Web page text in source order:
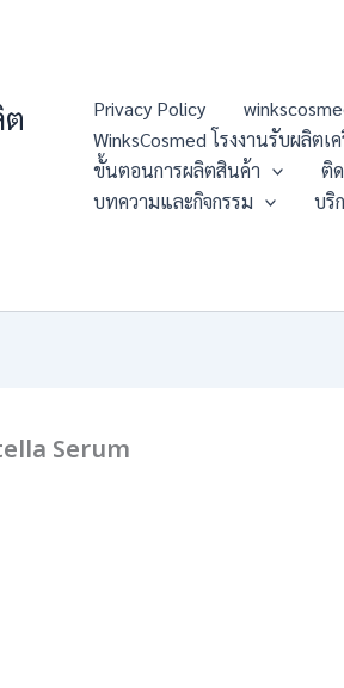
Privacy Policy
WinksCosmed โรงงานรับผลิต
ขั้นตอนการผลิตสินค้า
ติ
บทความและกิจกรรม
บริ
Serum